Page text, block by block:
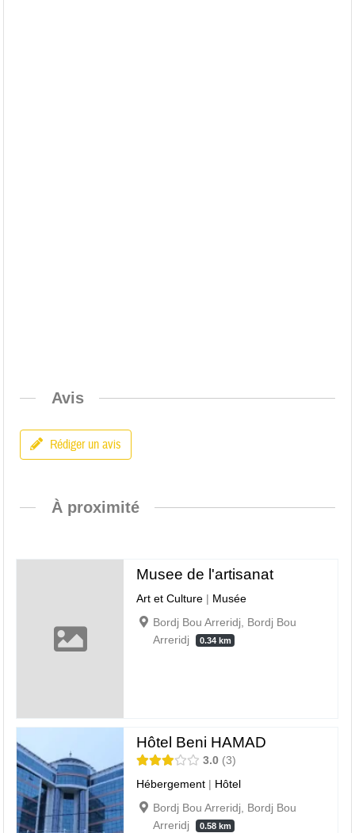
Avis
Rédiger un avis
À proximité
Musee de l'artisanat
Art et Culture | Musée
Bordj Bou Arreridj, Bordj Bou
Arreridj
0.34 km
Hôtel Beni HAMAD
3.0 3
Hébergement | Hôtel
Bordj Bou Arreridj, Bordj Bou
Arreridj
0.58 km